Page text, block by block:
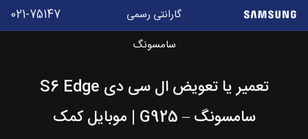
موبایل
گارانتی رسمی
سامسونگ
021-75147
تعمیر یا تعویض ال سی دی S6 Edge
سامسونگ – G925 | موبایل کمک